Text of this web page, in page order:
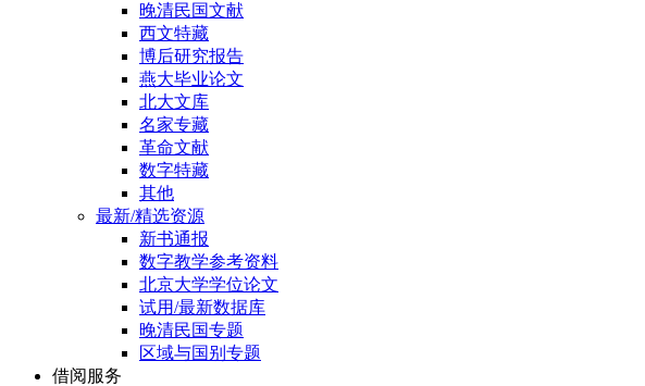
晚清民国文献
西文特藏
博后研究报告
燕大毕业论文
北大文库
名家专藏
革命文献
数字特藏
其他
最新/精选资源
新书通报
数字教学参考资料
北京大学学位论文
试用/最新数据库
晚清民国专题
区域与国别专题
借阅服务